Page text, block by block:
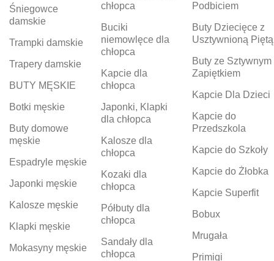
Śniegowce
damskie
Trampki damskie
Trapery damskie
BUTY MĘSKIE
Botki męskie
Buty domowe
męskie
Espadryle męskie
Japonki męskie
Kalosze męskie
Klapki męskie
Mokasyny męskie
chłopca
Buciki
niemowlęce dla
chłopca
Kapcie dla
chłopca
Japonki, Klapki
dla chłopca
Kalosze dla
chłopca
Kozaki dla
chłopca
Półbuty dla
chłopca
Sandały dla
chłopca
Podbiciem
Buty Dziecięce z
Usztywnioną Piętą
Buty ze Sztywnym
Zapiętkiem
Kapcie Dla Dzieci
Kapcie do
Przedszkola
Kapcie do Szkoły
Kapcie do Żłobka
Kapcie Superfit
Bobux
Mrugała
Primigi